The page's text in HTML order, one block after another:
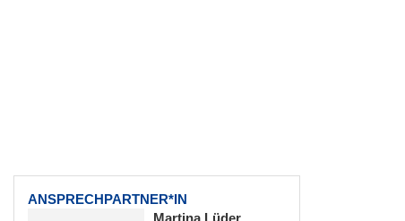
ANSPRECHPARTNER*IN
Martina Lüder